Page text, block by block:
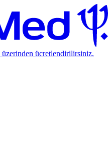
ücretlendirilirsiniz.